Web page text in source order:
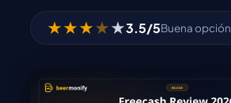
★★★★★3.5/5Buena opción